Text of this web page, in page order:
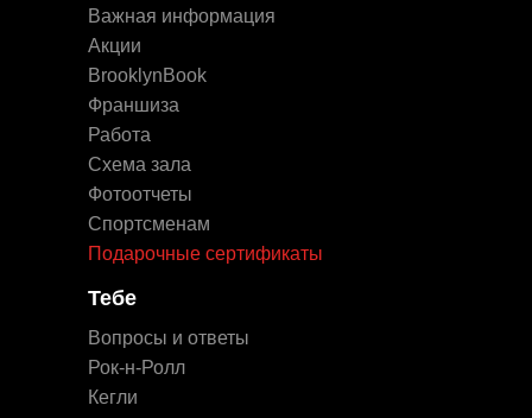
Работа
Кегли
Спортсменам
Фотоотчеты
Рок-н-Ролл
Схема зала
Важная информация
Франшиза
Подарочные сертификаты
Вопросы и ответы
Акции
Тебе
BrooklynBook